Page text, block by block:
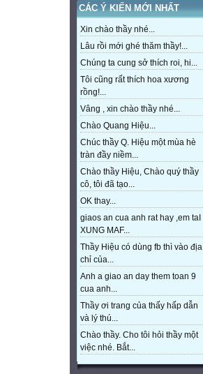
CÁC Ý KIẾN MỚI NHẤT
Xin chào thầy nhé...
Lâu rồi mới ghé thăm thầy!...
Chúng ta cung sở thích roi, hi...
Tôi cũng rất thích hoa xương
rồng!...
Vâng , xin chào thầy nhé...
Chào Quang Hiệu...
Chúc thầy Q. Hiệu một mùa hè
tràn đầy niềm...
Chào thầy Hiệu, Chào quý thầy
cô, tôi đã tạo...
OK thay...
giaos an cua anh rat hay ,em taI
XUNG MAF...
Thầy Hiệu có dùng fb thì vào địa
chỉ của...
Anh a giao an day them toan 9
cua anh...
Thầy ơi trang của thấy hấp dẫn
và lý thú...
Chào thầy. Cho tôi hỏi thầy một
việc nhé. Bắt...